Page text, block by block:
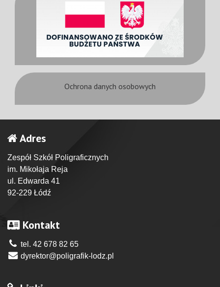
Ochrona danych osobowych
Adres
Zespół Szkół Poligraficznych
im. Mikołaja Reja
ul. Edwarda 41
92-229 Łódź
Kontakt
tel. 42 678 82 65
dyrektor@poligrafik-lodz.pl